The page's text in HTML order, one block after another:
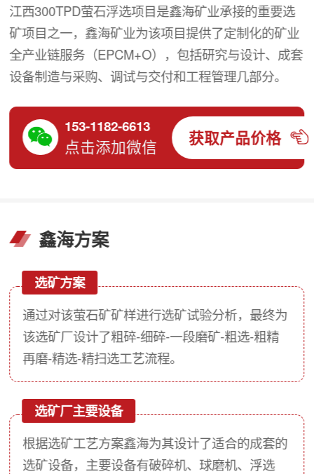
江西300TPD萤石浮选项目是鑫海矿业承接的重要选
矿项目之一，鑫海矿业为该项目提供了定制化的矿业
全产业链服务（EPCM+O），包括研究与设计、成套
设备制造与采购、调试与交付和工程管理几部分。
153-1182-6613
点击添加微信 获取产品价格
鑫海方案
选矿方案
通过对该萤石矿矿样进行选矿试验分析，最终为
该选矿厂设计了粗碎-细碎-一段磨矿-粗选-粗精
再磨-精选-精扫选工艺流程。
选矿厂主要设备
根据选矿工艺方案鑫海为其设计了适合的成套的
选矿设备，主要设备有破碎机、球磨机、浮选